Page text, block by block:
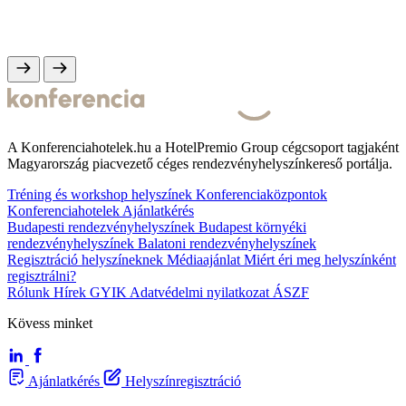
A Konferenciahotelek.hu a HotelPremio Group cégcsoport tagjaként
Magyarország piacvezető céges rendezvényhelyszínkereső portálja.
Tréning és workshop helyszínek Konferenciaközpontok
Konferenciahotelek Ajánlatkérés
Budapesti rendezvényhelyszínek Budapest környéki
rendezvényhelyszínek Balatoni rendezvényhelyszínek
Regisztráció helyszíneknek Médiaajánlat Miért éri meg helyszínként
regisztrálni?
Rólunk Hírek GYIK Adatvédelmi nyilatkozat ÁSZF
Kövess minket
Ajánlatkérés
Helyszínregisztráció